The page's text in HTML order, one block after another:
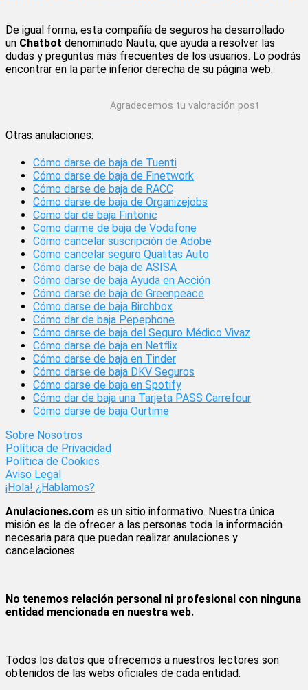
De igual forma, esta compañía de seguros ha desarrollado
un Chatbot denominado Nauta, que ayuda a resolver las
dudas y preguntas más frecuentes de los usuarios. Lo podrás
encontrar en la parte inferior derecha de su página web.
Agradecemos tu valoración post
Otras anulaciones:
Cómo darse de baja de Tuenti
Cómo darse de baja de Finetwork
Cómo darse de baja de RACC
Cómo darse de baja de Organizejobs
Como dar de baja Fintonic
Como darme de baja de Vodafone
Cómo cancelar suscripción de Adobe
Cómo cancelar seguro Qualitas Auto
Cómo darse de baja de ASISA
Cómo darse de baja Ayuda en Acción
Cómo darse de baja de Greenpeace
Cómo darse de baja Birchbox
Cómo dar de baja Pepephone
Cómo darse de baja del Seguro Médico Vivaz
Cómo darse de baja en Netflix
Cómo darse de baja en Tinder
Cómo darse de baja DKV Seguros
Cómo darse de baja en Spotify
Cómo dar de baja una Tarjeta PASS Carrefour
Cómo darse de baja Ourtime
Sobre Nosotros
Política de Privacidad
Política de Cookies
Aviso Legal
¡Hola! ¿Hablamos?
Anulaciones.com es un sitio informativo. Nuestra única
misión es la de ofrecer a las personas toda la información
necesaria para que puedan realizar anulaciones y
cancelaciones.
No tenemos relación personal ni profesional con ninguna
entidad mencionada en nuestra web.
Todos los datos que ofrecemos a nuestros lectores son
obtenidos de las webs oficiales de cada entidad.